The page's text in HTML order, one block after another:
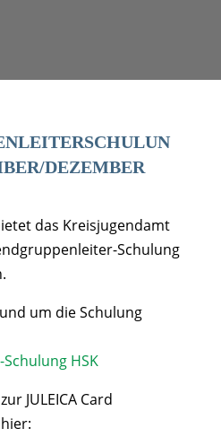
DEZEMBER
das Kreisjugendamt
Schulung
um die Schulung
HSK
JULEICA Card